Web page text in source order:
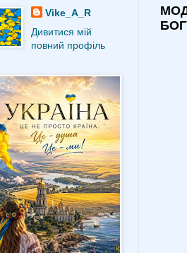
Vike_A_R
Дивитися мій
повний профіль